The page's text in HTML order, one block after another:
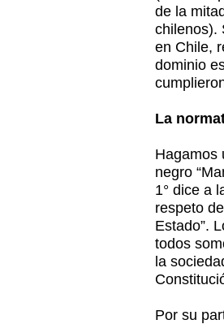
de la
chilenos).
en Chile,
dominio
La
Hagamos
negro
1° dice a
respeto
Estado”.
todos
la
Por su